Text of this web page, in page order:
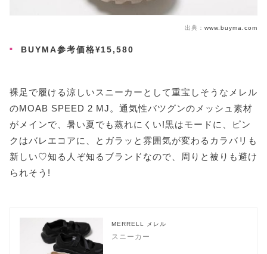
出典： www.buyma.com
BUYMA参考価格¥15,580
裸足で履ける涼しいスニーカーとして重宝しそうなメレル
のMOAB SPEED 2 MJ。通気性バツグンのメッシュ素材
がメインで、暑い夏でも蒸れにくい!黒はモードに、ピン
クはバレエコアに、とガラッと雰囲気が変わるカラバリも
新しい♡知る人ぞ知るブランドなので、周りと被りも避け
られそう!
MERRELL メレル
スニーカー